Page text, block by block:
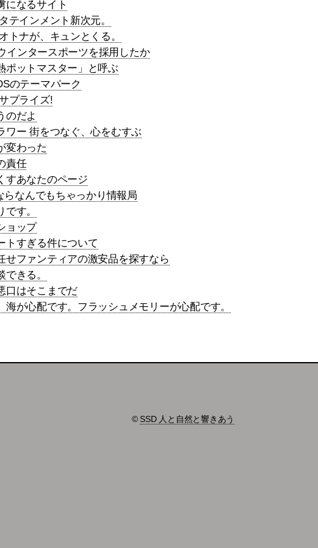
になるサイト
テインメント新次元。
トナが、キュンとくる。
インタースポーツを採用したか
ポットマスター」と呼ぶ
のテーマパーク
プライズ!
のだよ
ワー 街をつなぐ、心をむすぶ
変わった
責任
すあなたのページ
らなんでもちゃっかり情報局
す。
ョップ
トすぎる件について
せファンティアの激安品を探すなら
きる。
口はそこまでだ
海が心配です。フラッシュメモリーが心配です。
© SSD 人と自然と響きあう